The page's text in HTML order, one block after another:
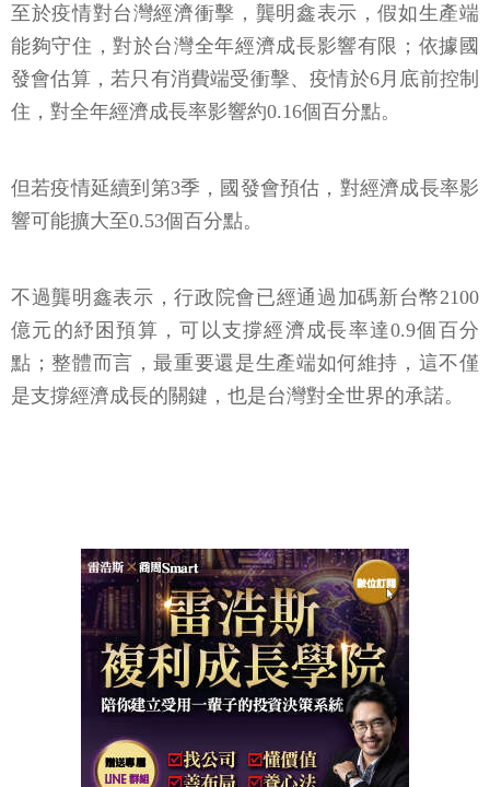
至於疫情對台灣經濟衝擊，龔明鑫表示，假如生產端
能夠守住，對於台灣全年經濟成長影響有限；依據國
發會估算，若只有消費端受衝擊、疫情於6月底前控制
住，對全年經濟成長率影響約0.16個百分點。
但若疫情延續到第3季，國發會預估，對經濟成長率影
響可能擴大至0.53個百分點。
不過龔明鑫表示，行政院會已經通過加碼新台幣2100
億元的紓困預算，可以支撐經濟成長率達0.9個百分
點；整體而言，最重要還是生產端如何維持，這不僅
是支撐經濟成長的關鍵，也是台灣對全世界的承諾。